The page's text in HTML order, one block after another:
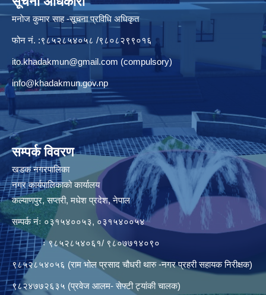
मनाेज कुमार साह -सूचना प्रविधि अधिकृत
फोन नं. :९८५२८५४०५८ /९८०८२९९०१६
ito.khadakmun@gmail.com (compulsory)
info@khadakmun.gov.np
सम्पर्क विवरण
खडक नगरपालिका
नगर कार्यपालिकाको कार्यालय
कल्याणपुर, सप्तरी, मधेश प्रदेश, नेपाल
सम्पर्क नंः ०३१५४००५३, ०३१५४००५४
ः ९८५२८५४०६१/ ९८०७७१४०९०
९८५२८५४०५६ (राम भोल प्रसाद चौधरी थारु -नगर प्रहरी सहायक निरीक्षक)
९८२४७७२६३५ (प्रवेज आलम- सेफ्टी ट्यांकी चालक)